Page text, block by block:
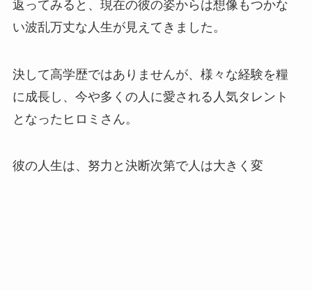
返ってみると、現在の彼の姿からは想像もつかな
い波乱万丈な人生が見えてきました。
決して高学歴ではありませんが、様々な経験を糧
に成長し、今や多くの人に愛される人気タレント
となったヒロミさん。
彼の人生は、努力と決断次第で人は大きく変